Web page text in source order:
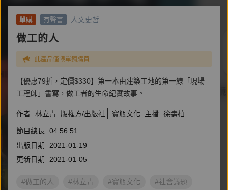
單購 有聲書 人文史哲
做工的人
此產品僅限單獨購買
【優惠79折，定價$330】第一本由建築工地的第一線「現場
工程師」書寫，做工者的生命紀實故事。
作者 林立青 版權方/出版社 寶瓶文化 主播 徐壽柏
節目總長 04:56:51
出版日期
2021-01-19
更新日期
2021-01-05
#做工的人 #林立青 #寶瓶文化 #社會議題